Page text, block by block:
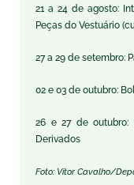
21 a 24 de agosto:
Peças do Vestuário
27 a 29 de setembro:
02 e 03 de outubro:
26 e 27 de outubro:
Derivados
Foto: Vitor Cavalho/